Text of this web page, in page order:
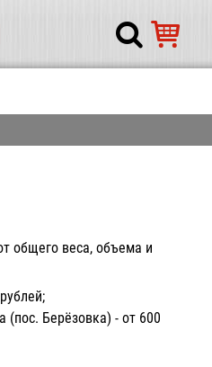
общего веса, объема и
Берёзовка) - от 600